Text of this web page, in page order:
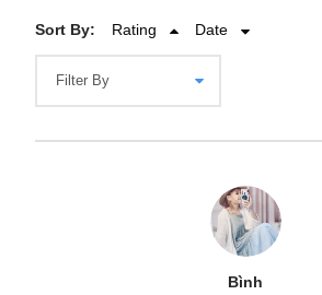
Sort By: Rating Date
Bình